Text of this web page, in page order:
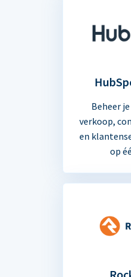
Beheer
verkoop,
en
op